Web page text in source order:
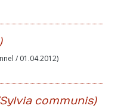
/ 01.04.2012)
communis)